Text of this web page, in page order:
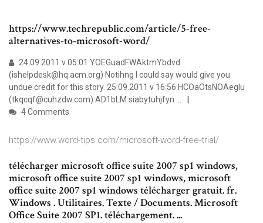
https://www.techrepublic.com/article/5-free-
alternatives-to-microsoft-word/
24.09.2011 v 05:01 YOEGuadFWAktmYbdvd
(ishelpdesk@hq.acm.org) Notihng I could say would give you
undue credit for this story. 25.09.2011 v 16:56 HCOaOtsNOAeglu
(tkqcqf@cuhzdw.com) AD1bLM siabytuhjfyn …
4 Comments
https://www.word-tips.com/microsoft-word-free-trial/
télécharger microsoft office suite 2007 sp1 windows,
microsoft office suite 2007 sp1 windows, microsoft
office suite 2007 sp1 windows télécharger gratuit. fr.
Windows . Utilitaires. Texte / Documents. Microsoft
Office Suite 2007 SP1. téléchargement. ...